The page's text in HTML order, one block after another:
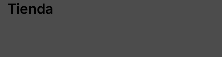
Tienda